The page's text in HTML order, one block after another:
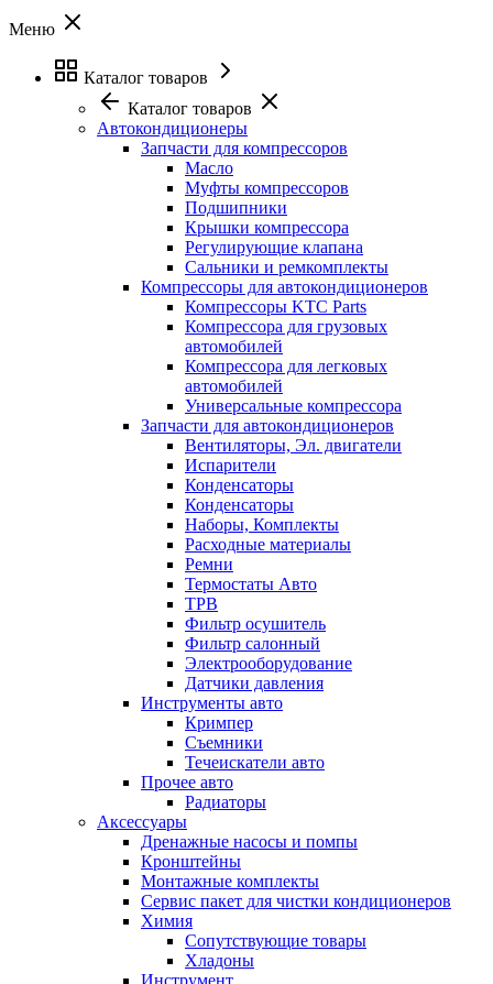
Меню
Каталог товаров
Каталог товаров
Автокондиционеры
Запчасти для компрессоров
Масло
Муфты компрессоров
Подшипники
Крышки компрессора
Регулирующие клапана
Сальники и ремкомплекты
Компрессоры для автокондиционеров
Компрессоры KTC Parts
Компрессора для грузовых
автомобилей
Компрессора для легковых
автомобилей
Универсальные компрессора
Запчасти для автокондиционеров
Вентиляторы, Эл. двигатели
Испарители
Конденсаторы
Конденсаторы
Наборы, Комплекты
Расходные материалы
Ремни
Термостаты Авто
ТРВ
Фильтр осушитель
Фильтр салонный
Электрооборудование
Датчики давления
Инструменты авто
Кримпер
Съемники
Течеискатели авто
Прочее авто
Радиаторы
Аксессуары
Дренажные насосы и помпы
Кронштейны
Монтажные комплекты
Сервис пакет для чистки кондиционеров
Химия
Сопутствующие товары
Хладоны
Инструмент